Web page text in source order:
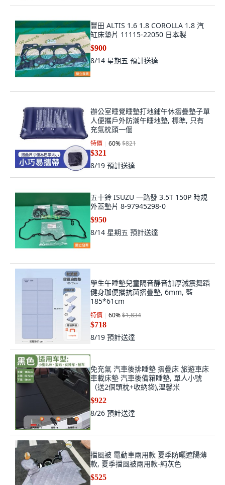
豐田 ALTIS 1.6 1.8 COROLLA 1.8 汽
缸床墊片 11115-22050 日本製
$900
8/14 星期五 預計送達
辦公室睡覺睡墊打地鋪午休摺疊墊子單
人便攜戶外防潮午睡地墊, 標準, 只有
充氣枕頭一個
特價 60%$821
$321
8/19 預計送達
五十鈴 ISUZU 一路發 3.5T 150P 時規
外蓋墊片 8-97945298-0
$950
8/14 星期五 預計送達
學生午睡墊兒童隔音靜音加厚減震舞蹈
健身珈便攜抗菌摺疊墊, 6mm, 藍
185*61cm
特價 60%$1,834
$718
8/19 預計送達
免充氣 汽車後排睡墊 摺疊床 旅遊車床
車載床墊 汽車後備箱睡墊, 單人小號
（送2個頭枕+收納袋),溫馨米
$922
8/26 預計送達
擋風被 電動車兩用款 夏季防曬遮陽薄
款, 夏季擋風被兩用款-純灰色
$525